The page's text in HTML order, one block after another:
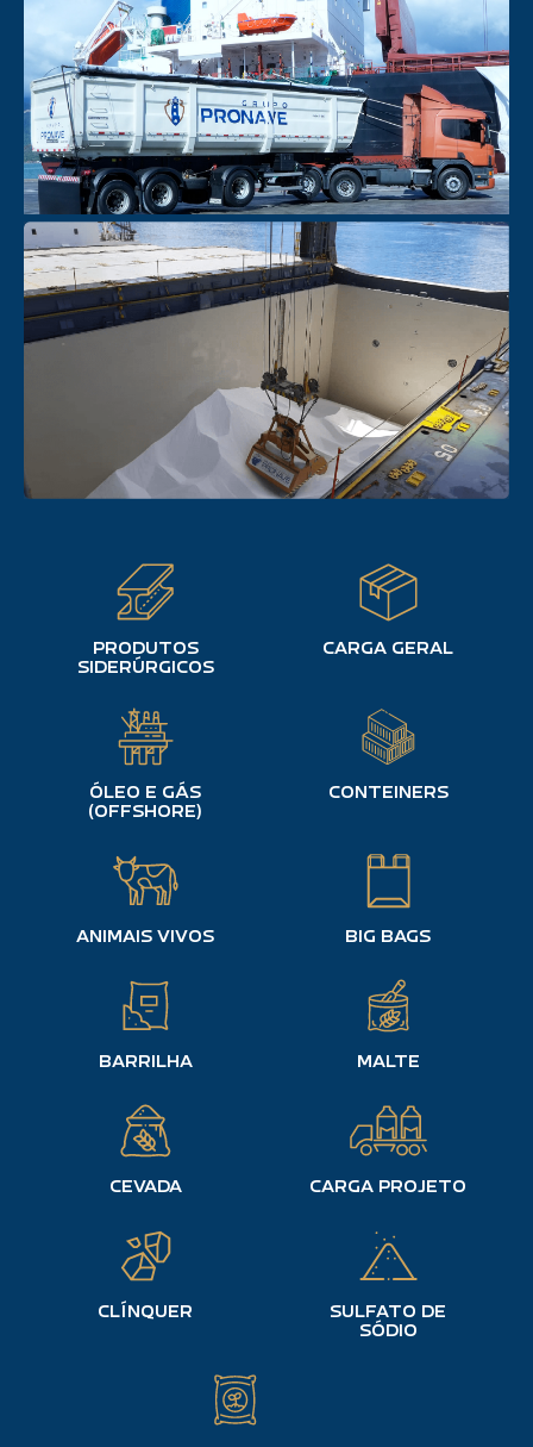
PRODUTOS
SIDERÚRGICOS
CARGA GERAL
ÓLEO E GÁS
(OFFSHORE)
CONTEINERS
ANIMAIS VIVOS BIG BAGS
BARRILHA MALTE
CEVADA CARGA PROJETO
CLÍNQUER
SULFATO DE
SÓDIO